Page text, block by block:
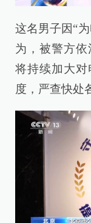
这名男子因“
为，被警方依
将持续加大对
度，严查快处